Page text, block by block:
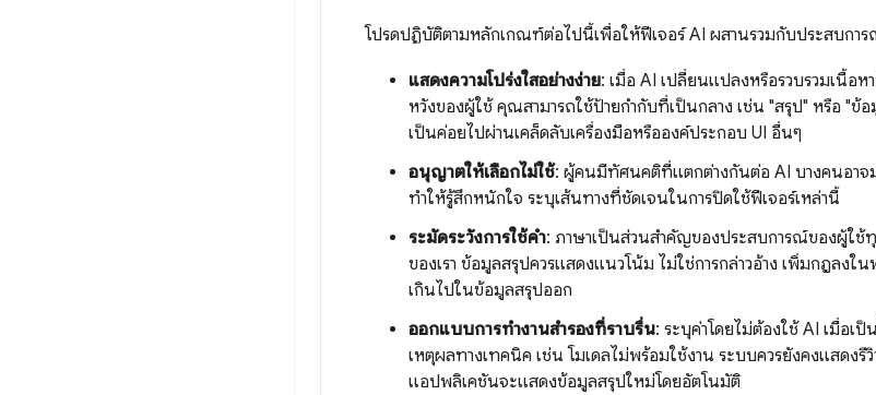
โปรดปฏิบัติตามหลักเกณฑ์ต่อไปนี้เพื่อให้ฟีเจอร์ AI ผสานรวมกับประสบกา
แสดงความโปร่งใสอย่างง่าย: เมื่อ AI เปลี่ยนแปลงหรือรวบรวมเนื้อห
หวังของผู้ใช้ คุณสามารถใช้ป้ายกำกับที่เป็นกลาง เช่น "สรุป" หรือ "ข้
เป็นค่อยไปผ่านเคล็ดลับเครื่องมือหรือองค์ประกอบ UI อื่นๆ
อนุญาตให้เลือกไม่ใช้: ผู้คนมีทัศนคติที่แตกต่างกันต่อ AI บางคนอาจ
ทำให้รู้สึกหนักใจ ระบุเส้นทางที่ชัดเจนในการปิดใช้ฟีเจอร์เหล่านี้
ระมัดระวังการใช้คำ: ภาษาเป็นส่วนสำคัญของประสบการณ์ของผู้ใช้
ของเรา ข้อมูลสรุปควรแสดงแนวโน้ม ไม่ใช่การกล่าวอ้าง เพิ่มกฎลง
เกินไปในข้อมูลสรุปออก
ออกแบบการทำงานสำรองที่ราบรื่น: ระบุค่าโดยไม่ต้องใช้ AI เมื่อเ
เหตุผลทางเทคนิค เช่น โมเดลไม่พร้อมใช้งาน ระบบควรยังคงแสดง
แอปพลิเคชันจะแสดงข้อมูลสรุปใหม่โดยอัตโนมัติ